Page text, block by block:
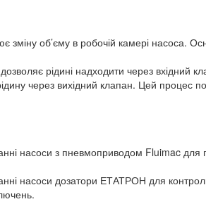
об’єму в робочій камері насоса.
рідині надходити через вхідний
через вихідний клапан. Цей процес
насоси з пневмоприводом Fluimac для
насоси дозатори ЕТАТРОН для